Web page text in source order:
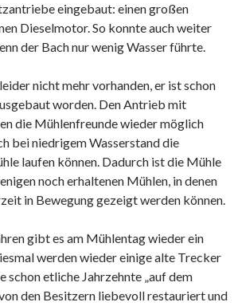
eingebaut: einen großen
Dieselmotor. So konnte auch weiter
der Bach nur wenig Wasser führte.
nicht mehr vorhanden, er ist schon
worden. Den Antrieb mit
die Mühlenfreunde wieder möglich
bei niedrigem Wasserstand die
laufen können. Dadurch ist die Mühle
noch erhaltenen Mühlen, in denen
in Bewegung gezeigt werden können.
gibt es am Mühlentag wieder ein
werden wieder einige alte Trecker
schon etliche Jahrzehnte „auf dem
den Besitzern liebevoll restauriert und